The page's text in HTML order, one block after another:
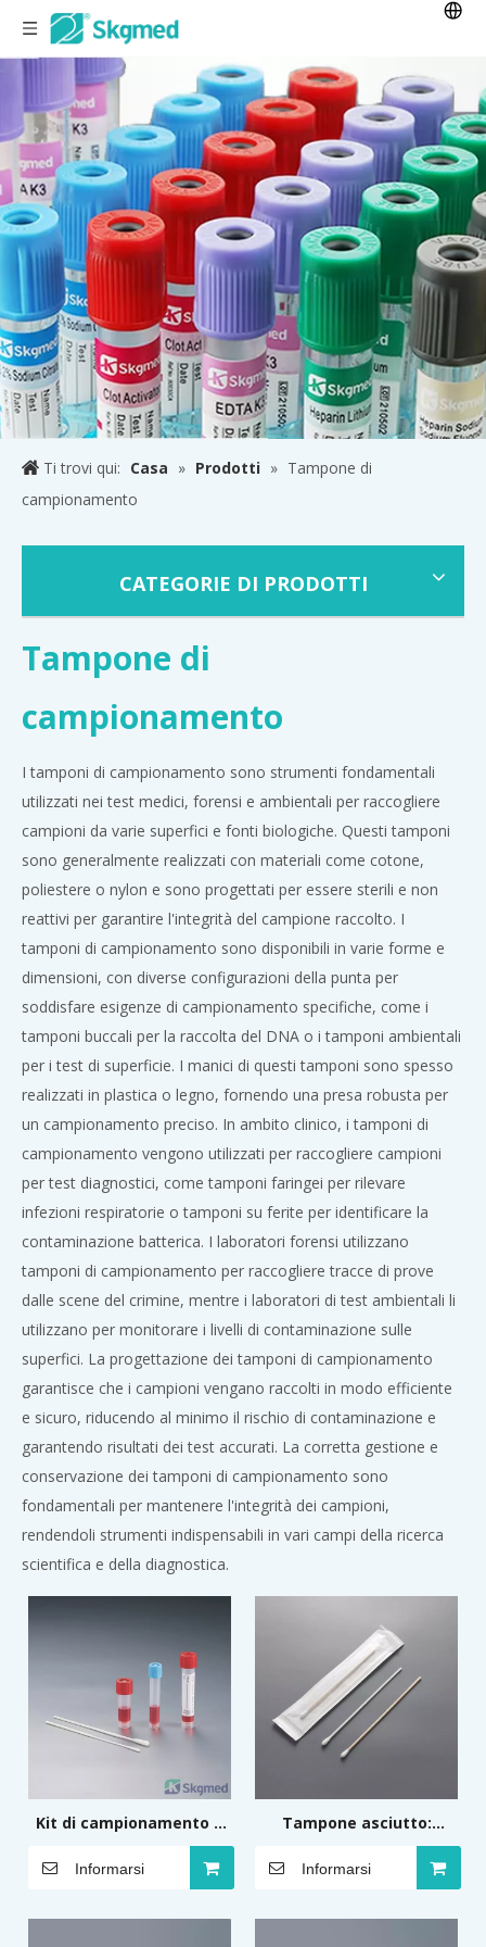
Ti trovi qui: Casa » Prodotti » Tampone di
campionamento
CATEGORIE DI PRODOTTI
Tampone di
campionamento
I tamponi di campionamento sono strumenti fondamentali
utilizzati nei test medici, forensi e ambientali per raccogliere
campioni da varie superfici e fonti biologiche. Questi tamponi
sono generalmente realizzati con materiali come cotone,
poliestere o nylon e sono progettati per essere sterili e non
reattivi per garantire l'integrità del campione raccolto. I
tamponi di campionamento sono disponibili in varie forme e
dimensioni, con diverse configurazioni della punta per
soddisfare esigenze di campionamento specifiche, come i
tamponi buccali per la raccolta del DNA o i tamponi ambientali
per i test di superficie. I manici di questi tamponi sono spesso
realizzati in plastica o legno, fornendo una presa robusta per
un campionamento preciso. In ambito clinico, i tamponi di
campionamento vengono utilizzati per raccogliere campioni
per test diagnostici, come tamponi faringei per rilevare
infezioni respiratorie o tamponi su ferite per identificare la
contaminazione batterica. I laboratori forensi utilizzano
tamponi di campionamento per raccogliere tracce di prove
dalle scene del crimine, mentre i laboratori di test ambientali li
utilizzano per monitorare i livelli di contaminazione sulle
superfici. La progettazione dei tamponi di campionamento
garantisce che i campioni vengano raccolti in modo efficiente
e sicuro, riducendo al minimo il rischio di contaminazione e
garantendo risultati dei test accurati. La corretta gestione e
conservazione dei tamponi di campionamento sono
fondamentali per mantenere l'integrità dei campioni,
rendendoli strumenti indispensabili in vari campi della ricerca
scientifica e della diagnostica.
Kit di campionamento e
conservazione dei virus
monouso
Informarsi
Tampone asciutto:
legno/plastica da 150 mm
Informarsi